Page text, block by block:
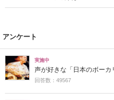
アンケート
実施中
声が好きな「日本のボーカ
回答数：49567